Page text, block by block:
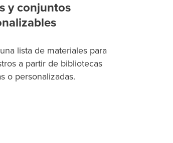
y conjuntos
lista de materiales para
a partir de bibliotecas
o personalizadas.